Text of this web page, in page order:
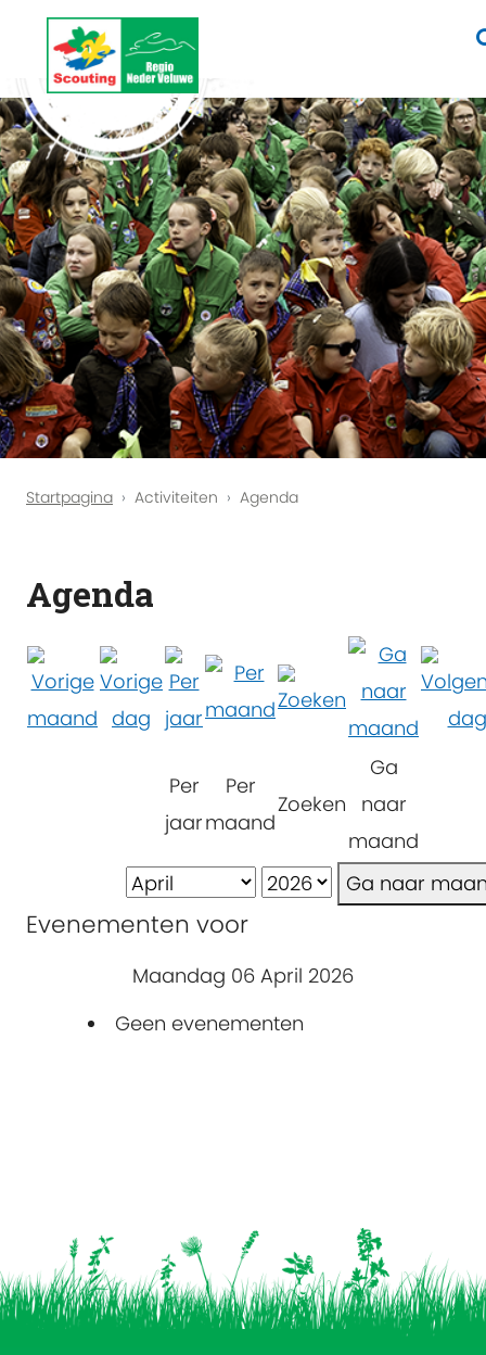
Startpagina Activiteiten Agenda
Agenda
Per
jaar
Per
maand
Zoeken
Ga
naar
maand
Ga naar
Evenementen voor
Maandag 06 April 2026
Geen evenementen